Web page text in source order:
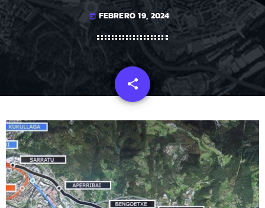
today FEBRERO 19, 2024
share
email